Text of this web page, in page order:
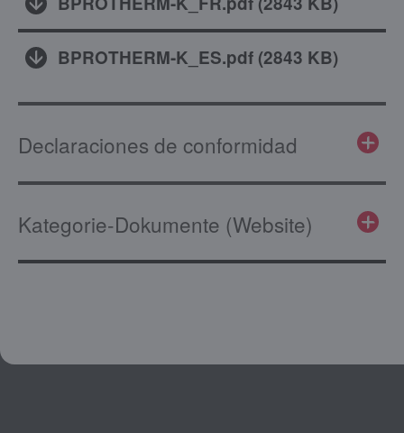
BPROTHERM-K_ES.pdf (2843 KB)
Declaraciones de conformidad
Kategorie-Dokumente (Website)